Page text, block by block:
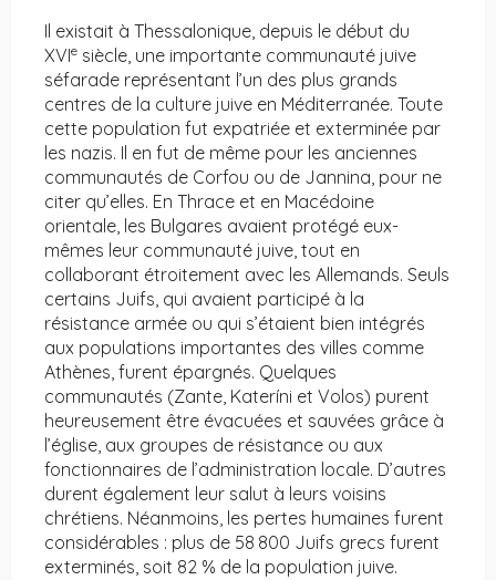
Il existait à Thessalonique, depuis le début du
XVIe siècle, une importante communauté juive
séfarade représentant l’un des plus grands
centres de la culture juive en Méditerranée. Toute
cette population fut expatriée et exterminée par
les nazis. Il en fut de même pour les anciennes
communautés de Corfou ou de Jannina, pour ne
citer qu’elles. En Thrace et en Macédoine
orientale, les Bulgares avaient protégé eux-
mêmes leur communauté juive, tout en
collaborant étroitement avec les Allemands. Seuls
certains Juifs, qui avaient participé à la
résistance armée ou qui s’étaient bien intégrés
aux populations importantes des villes comme
Athènes, furent épargnés. Quelques
communautés (Zante, Kateríni et Volos) purent
heureusement être évacuées et sauvées grâce à
l’église, aux groupes de résistance ou aux
fonctionnaires de l’administration locale. D’autres
durent également leur salut à leurs voisins
chrétiens. Néanmoins, les pertes humaines furent
considérables : plus de 58 800 Juifs grecs furent
exterminés, soit 82 % de la population juive.